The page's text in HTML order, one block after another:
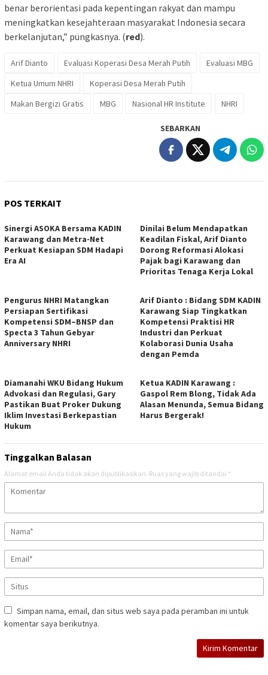
benar berorientasi pada kepentingan rakyat dan mampu
meningkatkan kesejahteraan masyarakat Indonesia secara
berkelanjutan,” pungkasnya. (red).
Arif Dianto Evaluasi Koperasi Desa Merah Putih
Evaluasi MBG
Ketua Umum NHRI
Koperasi Desa Merah Putih
Makan Bergizi Gratis
MBG Nasional HR Institute NHRI
SEBARKAN
POS TERKAIT
Sinergi ASOKA Bersama KADIN
Karawang dan Metra-Net
Perkuat Kesiapan SDM Hadapi
Era AI
Dinilai Belum Mendapatkan
Keadilan Fiskal, Arif Dianto
Dorong Reformasi Alokasi
Pajak bagi Karawang dan
Prioritas Tenaga Kerja Lokal
Pengurus NHRI Matangkan
Persiapan Sertifikasi
Kompetensi SDM–BNSP dan
Specta 3 Tahun Gebyar
Anniversary NHRI
Arif Dianto : Bidang SDM KADIN
Karawang Siap Tingkatkan
Kompetensi Praktisi HR
Industri dan Perkuat
Kolaborasi Dunia Usaha
dengan Pemda
Diamanahi WKU Bidang Hukum
Advokasi dan Regulasi, Gary
Pastikan Buat Proker Dukung
Iklim Investasi Berkepastian
Hukum
Ketua KADIN Karawang :
Gaspol Rem Blong, Tidak Ada
Alasan Menunda, Semua Bidang
Harus Bergerak!
Tinggalkan Balasan
Alamat email Anda tidak akan dipublikasikan. Ruas yang wajib ditandai *
Simpan nama, email, dan situs web saya pada peramban ini untuk
komentar saya berikutnya.